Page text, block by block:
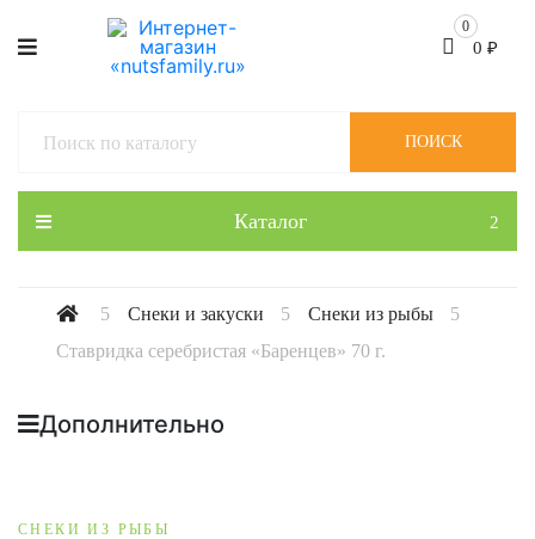
0
0 ₽
Каталог
ПОИСК
Снеки и закуски
Снеки из рыбы
Ставридка серебристая «Баренцев» 70 г.
Дополнительно
СНЕКИ ИЗ РЫБЫ